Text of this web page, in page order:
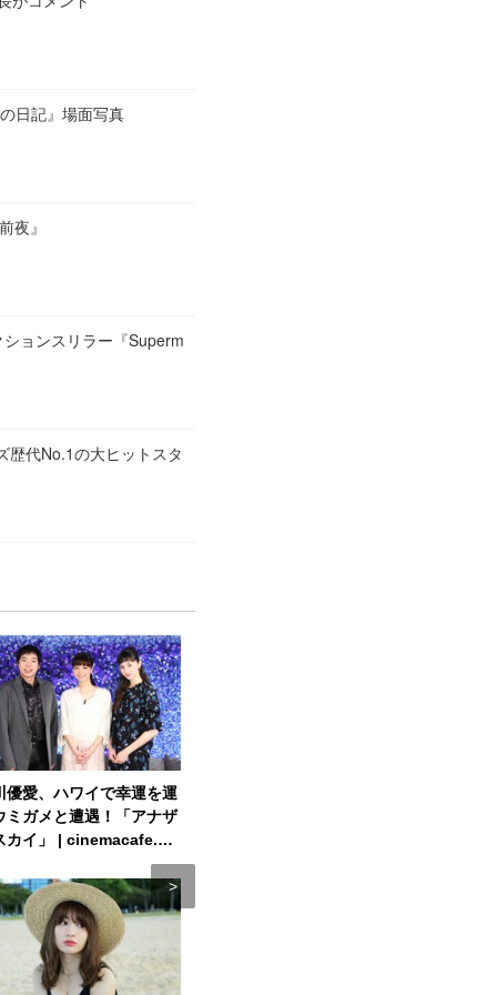
日記』場面写真
夜』
ョンスリラー『Superm
歴代No.1の大ヒットスタ
優愛、ハワイで幸運を運
ミガメと遭遇！「アナザ
カイ」 | cinemacafe.ne